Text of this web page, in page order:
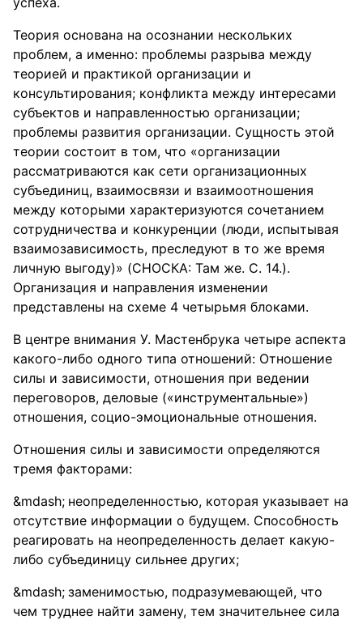
Теория основана на осознании нескольких
проблем, а именно: проблемы разрыва между
теорией и практикой организации и
консультирования; конфликта между интересами
субъектов и направленностью организации;
проблемы развития организации. Сущность этой
теории состоит в том, что «организации
рассматриваются как сети организационных
субъединиц, взаимосвязи и взаимоотношения
между которыми характеризуются сочетанием
сотрудничества и конкуренции (люди, испытывая
взаимозависимость, преследуют в то же время
личную выгоду)» (СНОСКА: Там же. С. 14.).
Организация и направления изменении
представлены на схеме 4 четырьмя блоками.
В центре внимания У. Мастенбрука четыре аспекта
какого-либо одного типа отношений: Отношение
силы и зависимости, отношения при ведении
переговоров, деловые («инструментальные»)
отношения, социо-эмоциональные отношения.
Отношения силы и зависимости определяются
тремя факторами:
неопределенностью, которая указывает на
отсутствие информации о будущем. Способность
реагировать на неопределенность делает какую-
либо субъединицу сильнее других;
заменимостью, подразумевающей, что
чем труднее найти замену, тем значительнее сила